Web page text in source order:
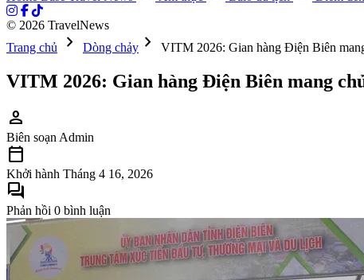
© 2026 TravelNews
Trang chủ
chevron_right Dòng chảy chevron_right VITM 2026: Gian hàng Điện Biên
VITM 2026: Gian hàng Điện Biên mang
person
Biên soạn Admin
calendar_today
Khởi hành Tháng 4 16, 2026
forum
Phản hồi 0 bình luận